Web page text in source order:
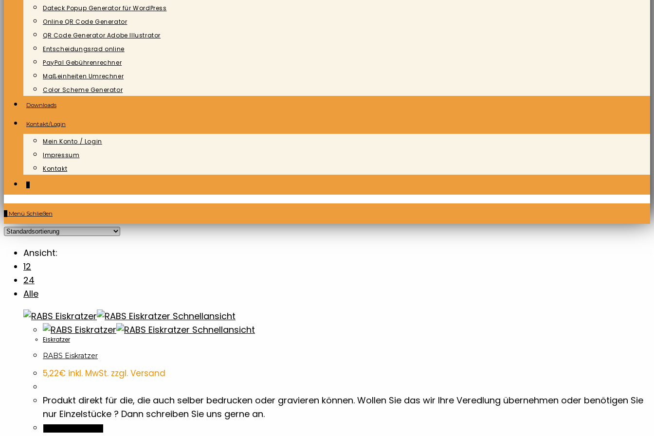
Dateck Popup Generator für WordPress
Online QR Code Generator
QR Code Generator Adobe Illustrator
Entscheidungsrad online
PayPal Gebührenrechner
Maßeinheiten Umrechner
Color Scheme Generator
Downloads
Kontakt/Login
Mein Konto / Login
Impressum
Kontakt
Menü Schließen
Ansicht:
12
24
Alle
Schnellansicht
Schnellansicht
Eiskratzer
RABS Eiskratzer
5,22€ inkl. MwSt. zzgl. Versand
Produkt direkt für die, die auch selber bedrucken oder gravieren können. Wollen Sie das wir Ihre Veredlung übernehmen oder benötigen Sie
nur Einzelstücke ? Dann schreiben Sie uns gerne an.